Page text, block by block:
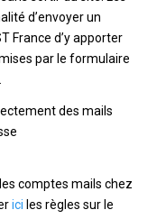
d’envoyer un
France d’y apporter
par le formulaire
des mails
comptes mails chez
ici les règles sur le